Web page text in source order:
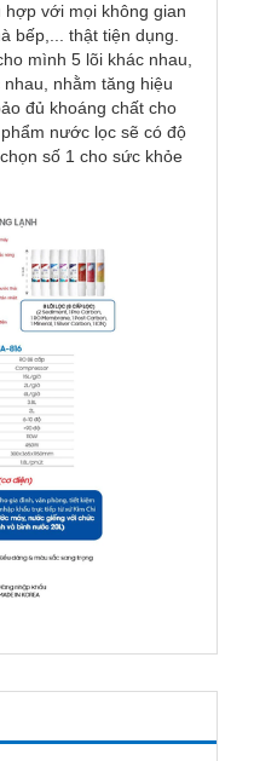
với mọi không gian
bếp,... thật tiện dụng.
mình 5 lõi khác nhau,
nhằm tăng hiệu
đủ khoáng chất cho
nước lọc sẽ có độ
số 1 cho sức khỏe